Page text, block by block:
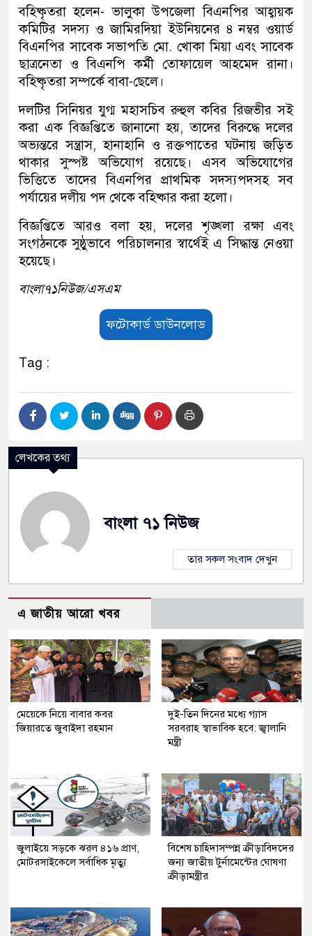
বহিষ্কৃতরা হলেন- ভালুকা উপজেলা বিএনপির আহ্বায়ক
কমিটির সদস্য ও জামিরদিয়া ইউনিয়নের ৪ নম্বর ওয়ার্ড
বিএনপির সাবেক সভাপতি মো. খোকা মিয়া এবং সাবেক
ছাত্রনেতা ও বিএনপি কর্মী তোফায়েল আহমেদ রানা।
বহিষ্কৃতরা সম্পর্কে বাবা-ছেলে।
দলটির সিনিয়র যুগ্ম মহাসচিব রুহুল কবির রিজভীর সই
করা এক বিজ্ঞপ্তিতে জানানো হয়, তাদের বিরুদ্ধে দলের
অভ্যন্তরে সন্ত্রাস, হানাহানি ও রক্তপাতের ঘটনায় জড়িত
থাকার সুস্পষ্ট অভিযোগ রয়েছে। এসব অভিযোগের
ভিত্তিতে তাদের বিএনপির প্রাথমিক সদস্যপদসহ সব
পর্যায়ের দলীয় পদ থেকে বহিষ্কার করা হলো।
বিজ্ঞপ্তিতে আরও বলা হয়, দলের শৃঙ্খলা রক্ষা এবং
সংগঠনকে সুষ্ঠুভাবে পরিচালনার স্বার্থেই এ সিদ্ধান্ত নেওয়া
হয়েছে।
বাংলা৭১নিউজ/এসএম
ফটোকার্ড ডাউনলোড
Tag :
লেখকের তথ্য
বাংলা ৭১ নিউজ
তার সকল সংবাদ দেখুন
এ জাতীয় আরো খবর
মেয়েকে নিয়ে বাবার কবর
জিয়ারতে জুবাইদা রহমান
দুই-তিন দিনের মধ্যে গ্যাস
সরবরাহ স্বাভাবিক হবে: জ্বালানি
মন্ত্রী
জুলাইয়ে সড়কে ঝরল ৪১৬ প্রাণ,
মোটরসাইকেলে সর্বাধিক মৃত্যু
বিশেষ চাহিদাসম্পন্ন ক্রীড়াবিদদের
জন্য জাতীয় টুর্নামেন্টের ঘোষণা
ক্রীড়ামন্ত্রীর